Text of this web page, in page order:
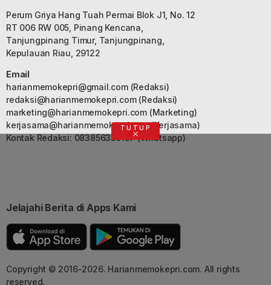
Perum Griya Hang Tuah Permai Blok J1, No. 12
RT 006 RW 005, Pinang Kencana,
Tanjungpinang Timur, Tanjungpinang,
Kepulauan Riau, 29122
Email
harianmemokepri@gmail.com(Redaksi)
redaksi@harianmemokepri.com(Redaksi)
marketing@harianmemokepri.com(Marketing)
kerjasama@harianmemokepri.com(Kerjasama)
Kontak Redaksi: 083856335187 (Whatsapp)
Jelajahi Berita di Apps Kami
Copyright © 2016-2026. Harianmemokepri.com. All rights
reserved.
TUTUP